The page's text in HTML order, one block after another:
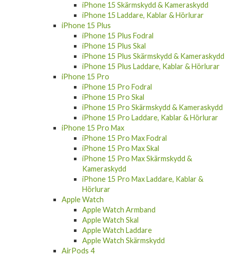
iPhone 15 Skärmskydd & Kameraskydd
iPhone 15 Laddare, Kablar & Hörlurar
iPhone 15 Plus
iPhone 15 Plus Fodral
iPhone 15 Plus Skal
iPhone 15 Plus Skärmskydd & Kameraskydd
iPhone 15 Plus Laddare, Kablar & Hörlurar
iPhone 15 Pro
iPhone 15 Pro Fodral
iPhone 15 Pro Skal
iPhone 15 Pro Skärmskydd & Kameraskydd
iPhone 15 Pro Laddare, Kablar & Hörlurar
iPhone 15 Pro Max
iPhone 15 Pro Max Fodral
iPhone 15 Pro Max Skal
iPhone 15 Pro Max Skärmskydd &
Kameraskydd
iPhone 15 Pro Max Laddare, Kablar &
Hörlurar
Apple Watch
Apple Watch Armband
Apple Watch Skal
Apple Watch Laddare
Apple Watch Skärmskydd
AirPods 4